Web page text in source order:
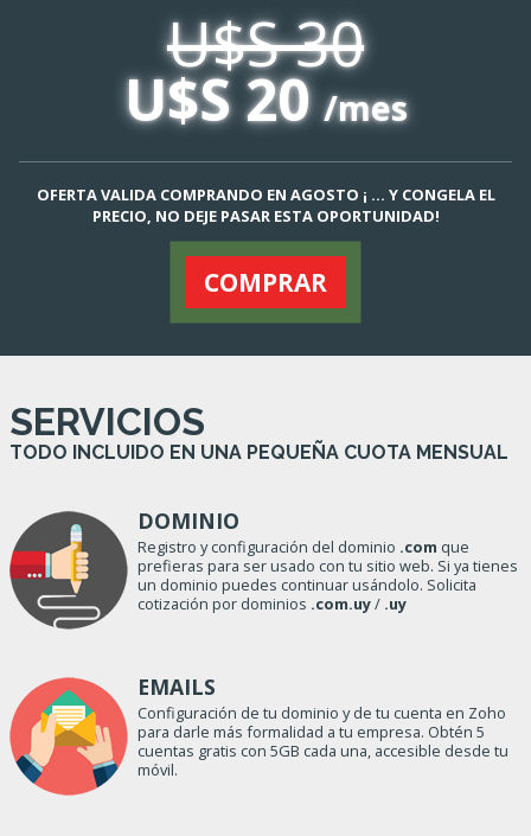
U$S 30
U$S 20/mes
OFERTA VALIDA COMPRANDO EN AGOSTO ¡ ... Y CONGELA EL
PRECIO, NO DEJE PASAR ESTA OPORTUNIDAD!
COMPRAR
SERVICIOS
TODO INCLUIDO EN UNA PEQUEÑA CUOTA MENSUAL
DOMINIO
Registro y configuración del dominio .com que
prefieras para ser usado con tu sitio web. Si ya tienes
un dominio puedes continuar usándolo. Solicita
cotización por dominios .com.uy/ .uy
EMAILS
Configuración de tu dominio y de tu cuenta en Zoho
para darle más formalidad a tu empresa. Obtén 5
cuentas gratis con 5GB cada una, accesible desde tu
móvil.